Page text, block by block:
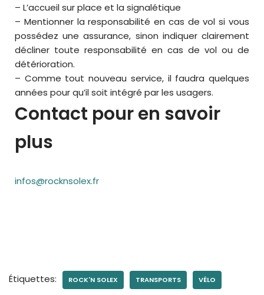
– L’accueil sur place et la signalétique
– Mentionner la responsabilité en cas de vol si vous
possédez une assurance, sinon indiquer clairement
décliner toute responsabilité en cas de vol ou de
détérioration.
– Comme tout nouveau service, il faudra quelques
années pour qu’il soit intégré par les usagers.
Contact pour en savoir
plus
infos@rocknsolex.fr
Étiquettes: ROCK'N SOLEX TRANSPORTS VÉLO